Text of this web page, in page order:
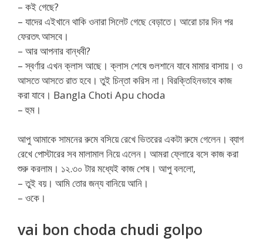
– কই গেছে?
– যাদের এইখানে থাকি ওনারা সিলেট গেছে বেড়াতে। আরো চার দিন পর
ফেরতৎ আসবে।
– আর আপনার বান্ধবী?
– স্বর্ণার এখন ক্লাস আছে। ক্লাস শেষে গুলশানে যাবে মামার বাসায়। ও
আসতে আসতে রাত হবে। তুই চিন্তা করিস না। বিরক্তিহিনভাবে কাজ
করা যাবে। Bangla Choti Apu choda
– হুম।
আপু আমাকে সামনের রুমে বসিয়ে রেখে ভিতরের একটা রুমে গেলেন। ব্যাগ
রেখে পোস্টারের সব মালামাল নিয়ে এলেন। আমরা ফ্লোরে বসে কাজ করা
শুরু করলাম। ১২.৩০ টার মধ্যেই কাজ শেষ। আপু বললো,
– তুই বয়। আমি তোর জন্য বানিয়ে আনি।
– ওকে।
vai bon choda chudi golpo